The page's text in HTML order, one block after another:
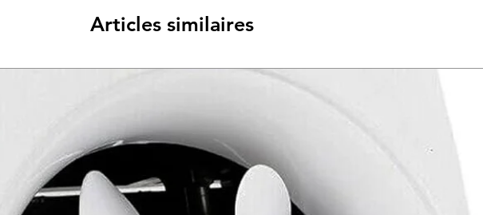
Articles similaires